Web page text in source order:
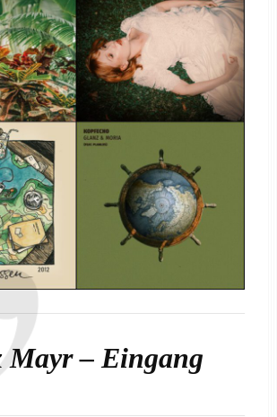
Mayr – Eingang